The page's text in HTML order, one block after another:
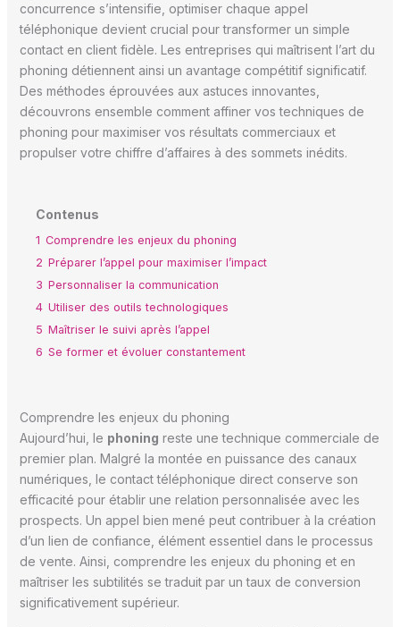
concurrence s’intensifie, optimiser chaque appel
téléphonique devient crucial pour transformer un simple
contact en client fidèle. Les entreprises qui maîtrisent l’art du
phoning détiennent ainsi un avantage compétitif significatif.
Des méthodes éprouvées aux astuces innovantes,
découvrons ensemble comment affiner vos techniques de
phoning pour maximiser vos résultats commerciaux et
propulser votre chiffre d’affaires à des sommets inédits.
Contenus
1 Comprendre les enjeux du phoning
2 Préparer l’appel pour maximiser l’impact
3 Personnaliser la communication
4 Utiliser des outils technologiques
5 Maîtriser le suivi après l’appel
6 Se former et évoluer constantement
Comprendre les enjeux du phoning
Aujourd’hui, le phoning reste une technique commerciale de
premier plan. Malgré la montée en puissance des canaux
numériques, le contact téléphonique direct conserve son
efficacité pour établir une relation personnalisée avec les
prospects. Un appel bien mené peut contribuer à la création
d’un lien de confiance, élément essentiel dans le processus
de vente. Ainsi, comprendre les enjeux du phoning et en
maîtriser les subtilités se traduit par un taux de conversion
significativement supérieur.